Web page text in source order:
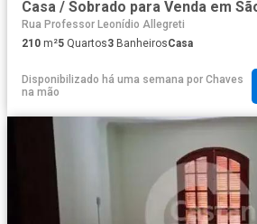
Rua Professor Leonídio Allegreti
210 m²5 Quartos3 BanheirosCasa
Disponibilizado há uma semana por Chaves
na mão